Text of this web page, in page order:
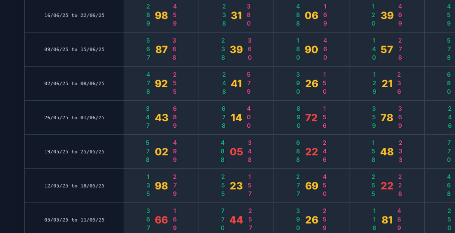
16/06/25 to 22/06/25 289 98 459 238 31 380 488 06 169 120 39 469 459
09/06/25 to 15/06/25 567 87 368 238 39 360 180 90 460 140 57 278 578
02/06/25 to 08/06/25 478 92 255 248 41 579 390 26 150 129 21 236 680
26/05/25 to 01/06/25 347 43 689 678 14 400 890 72 156 359 78 369 246
19/05/25 to 25/05/25 578 02 499 488 05 348 688 22 246 158 48 233 770
12/05/25 to 18/05/25 135 98 279 255 23 157 277 69 450 255 22 228 468
05/05/25 to 11/05/25 367 66 169 770 44 257 390 26 259 116 81 489 250